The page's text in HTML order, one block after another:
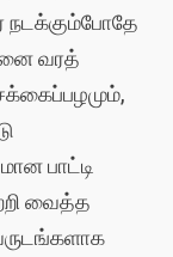
நடக்கும்போதே
வரத்
பாட்டி
வைத்த